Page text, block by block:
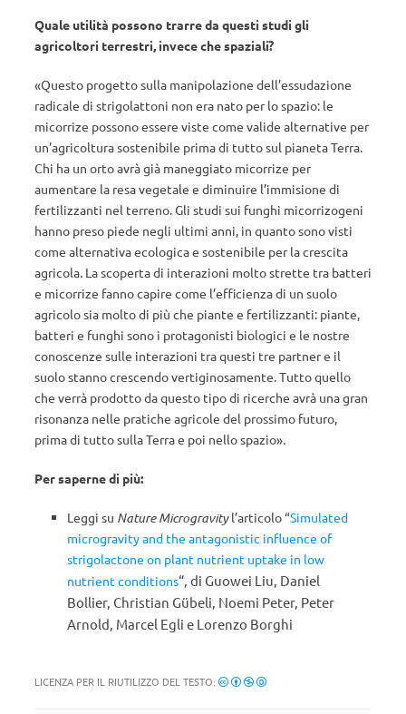
Quale utilità possono trarre da questi studi gli
agricoltori terrestri, invece che spaziali?
«Questo progetto sulla manipolazione dell’essudazione
radicale di strigolattoni non era nato per lo spazio: le
micorrize possono essere viste come valide alternative per
un’agricoltura sostenibile prima di tutto sul pianeta Terra.
Chi ha un orto avrà già maneggiato micorrize per
aumentare la resa vegetale e diminuire l’immisione di
fertilizzanti nel terreno. Gli studi sui funghi micorrizogeni
hanno preso piede negli ultimi anni, in quanto sono visti
come alternativa ecologica e sostenibile per la crescita
agricola. La scoperta di interazioni molto strette tra batteri
e micorrize fanno capire come l’efficienza di un suolo
agricolo sia molto di più che piante e fertilizzanti: piante,
batteri e funghi sono i protagonisti biologici e le nostre
conoscenze sulle interazioni tra questi tre partner e il
suolo stanno crescendo vertiginosamente. Tutto quello
che verrà prodotto da questo tipo di ricerche avrà una gran
risonanza nelle pratiche agricole del prossimo futuro,
prima di tutto sulla Terra e poi nello spazio».
Per saperne di più:
Leggi su Nature Microgravityl’articolo “Simulated
microgravity and the antagonistic influence of
strigolactone on plant nutrient uptake in low
nutrient conditions“, di Guowei Liu, Daniel
Bollier, Christian Gübeli, Noemi Peter, Peter
Arnold, Marcel Egli e Lorenzo Borghi
LICENZA PER IL RIUTILIZZO DEL TESTO: